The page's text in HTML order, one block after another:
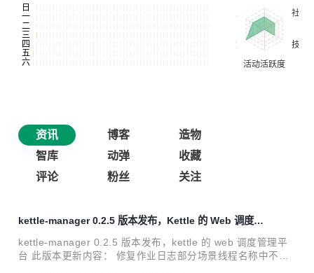
资讯 博客
造物
智库
动弹
收藏
评论
粉丝 关注
kettle-manager 0.2.5 版本发布，Kettle 的 Web 调度管
理平台
kettle-manager 0.2.5 版本发布，kettle 的 web 调度管理平
台 此版本更新内容： 修复作业日志部分场景线程名称中不含